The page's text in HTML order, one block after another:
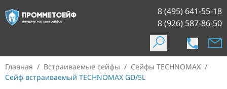
8 (495) 641-55-18
8 (926) 587-86-50
Главная / Встраиваемые сейфы / Сейфы TECHNOMAX /
Сейф встраиваемый TECHNOMAX GD/5L